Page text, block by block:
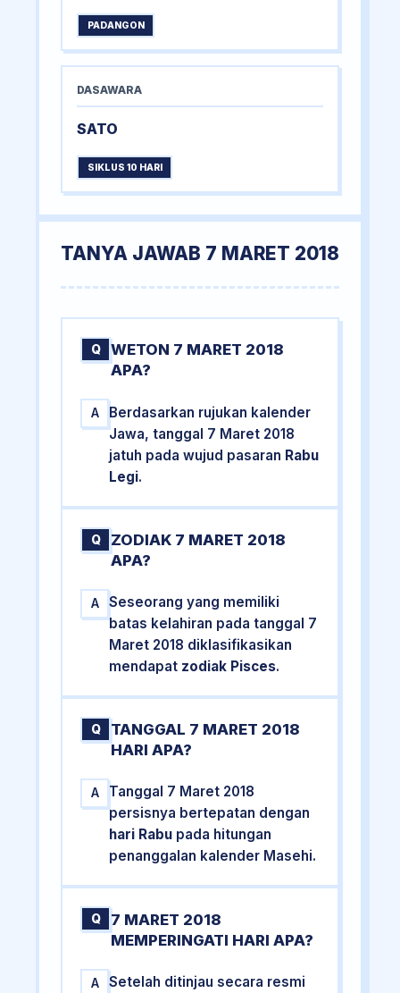
PADANGON
DASAWARA
SATO
SIKLUS 10 HARI
TANYA JAWAB 7 MARET 2018
Q
WETON 7 MARET 2018
APA?
A
Berdasarkan rujukan kalender
Jawa, tanggal 7 Maret 2018
jatuh pada wujud pasaran Rabu
Legi.
Q
ZODIAK 7 MARET 2018
APA?
A
Seseorang yang memiliki
batas kelahiran pada tanggal 7
Maret 2018 diklasifikasikan
mendapat zodiak Pisces.
Q
TANGGAL 7 MARET 2018
HARI APA?
A
Tanggal 7 Maret 2018
persisnya bertepatan dengan
hari Rabu pada hitungan
penanggalan kalender Masehi.
Q
7 MARET 2018
MEMPERINGATI HARI APA?
A
Setelah ditinjau secara resmi